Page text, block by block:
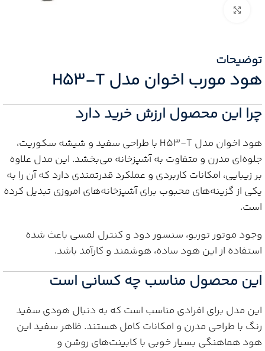
توضیحات
هود مورب اخوان مدل H53-T
چرا این محصول ارزش خرید دارد
هود اخوان مدل H53-T با طراحی سفید و شیشه سکوریت،
جلوه‌ای مدرن و متفاوت به آشپزخانه می‌بخشد. این مدل علاوه
بر زیبایی، امکانات کاربردی و عملکرد قدرتمندی دارد که آن را به
یکی از گزینه‌های محبوب برای آشپزخانه‌های امروزی تبدیل کرده
است.
وجود موتور توربو، سنسور دود و کنترل لمسی باعث شده
استفاده از این هود ساده، هوشمند و کارآمد باشد.
این محصول مناسب چه کسانی است
این مدل برای افرادی مناسب است که به دنبال هودی سفید
رنگ با طراحی مدرن و امکانات کامل هستند. ظاهر سفید این
هود هماهنگی بسیار خوبی با کابینت‌های روشن و